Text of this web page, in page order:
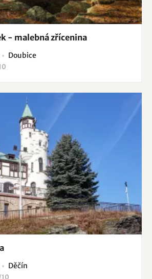
- malebná zřícenina
Doubice
Děčín
10